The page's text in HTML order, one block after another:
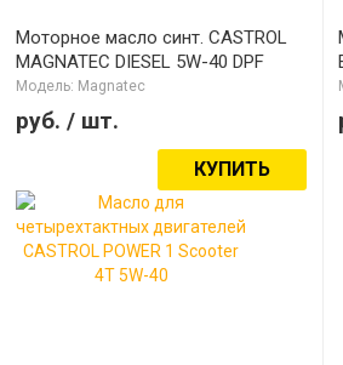
Моторное масло синт. CASTROL
MAGNATEC DIESEL 5W-40 DPF
Модель: Magnatec
руб. / шт.
КУПИТЬ